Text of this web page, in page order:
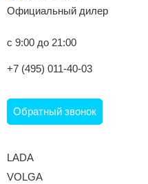
Официальный дилер
с 9:00 до 21:00
+7 (495) 011-40-03
Обратный звонок
LADA
VOLGA